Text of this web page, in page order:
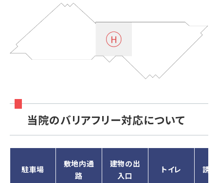
当院のバリアフリー対応について
駐車場
敷地内通
路
建物の出
入口
トイレ 誘